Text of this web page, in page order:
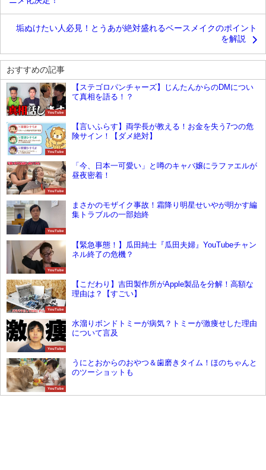
垢ぬけたい人必見！とうあが絶対盛れるベースメイクのポイント
を解説
おすすめの記事
YouTube
【ステゴロパンチャーズ】じんたんからのDMについ
て真相を語る！？
YouTube
【言いふらす】両学長が教える！お金を失う7つの危
険サイン！【ダメ絶対】
YouTube
「今、日本一可愛い」と噂のキャバ嬢にラファエルが
昼夜密着！
YouTube
まさかのモザイク事故！霜降り明星せいやが明かす編
集トラブルの一部始終
YouTube
【緊急事態！】瓜田純士『瓜田夫婦』YouTubeチャン
ネル終了の危機？
YouTube
【こだわり】吉田製作所がApple製品を分解！高額な
理由は？【すごい】
YouTube
水溜りボンドトミーが病気？トミーが激痩せした理由
について言及
YouTube
うにとおからのおやつ＆歯磨きタイム！ほのちゃんと
のツーショットも